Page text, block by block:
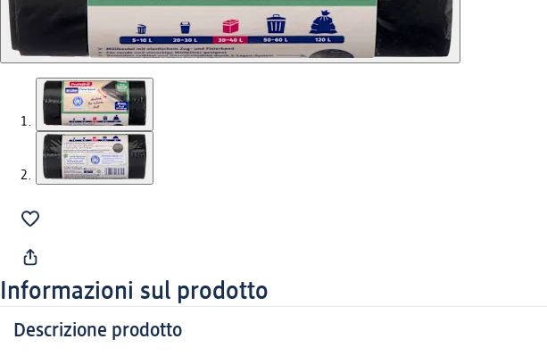
Informazioni sul prodotto
Descrizione prodotto